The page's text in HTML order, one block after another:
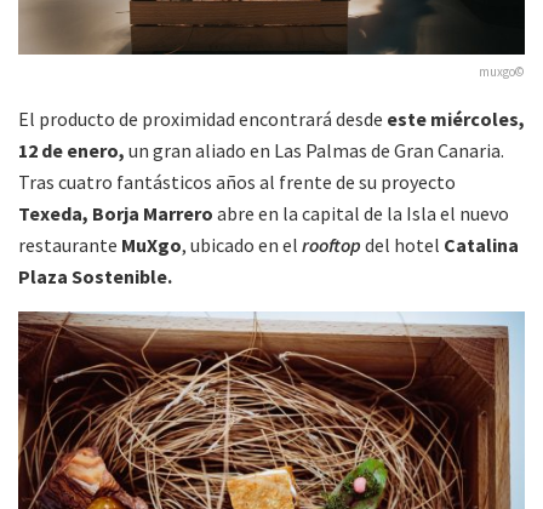
muxgo©
El producto de proximidad encontrará desde este miércoles,
12 de enero, un gran aliado en Las Palmas de Gran Canaria.
Tras cuatro fantásticos años al frente de su proyecto
Texeda, Borja Marrero abre en la capital de la Isla el nuevo
restaurante MuXgo, ubicado en el rooftop del hotel Catalina
Plaza Sostenible.